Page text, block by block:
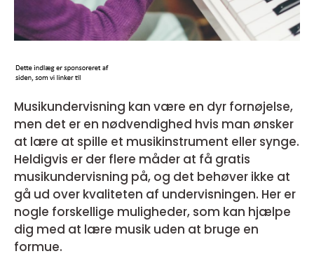
Musikundervisning kan være en dyr fornøjelse,
men det er en nødvendighed hvis man ønsker
at lære at spille et musikinstrument eller synge.
Heldigvis er der flere måder at få gratis
musikundervisning på, og det behøver ikke at
gå ud over kvaliteten af undervisningen. Her er
nogle forskellige muligheder, som kan hjælpe
dig med at lære musik uden at bruge en
formue.